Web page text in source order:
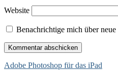
Website
Benachrichtige mich über
Beitragsnavigation
Adobe Photoshop für das iPad